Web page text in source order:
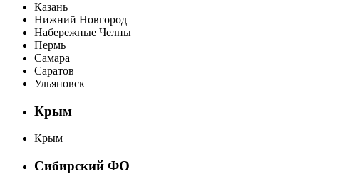
Казань
Нижний Новгород
Набережные Челны
Пермь
Самара
Саратов
Ульяновск
Крым
Крым
Сибирский ФО